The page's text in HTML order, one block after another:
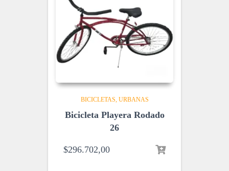
BICICLETAS URBANAS
Bicicleta Playera Rodado
26
$296.702,00